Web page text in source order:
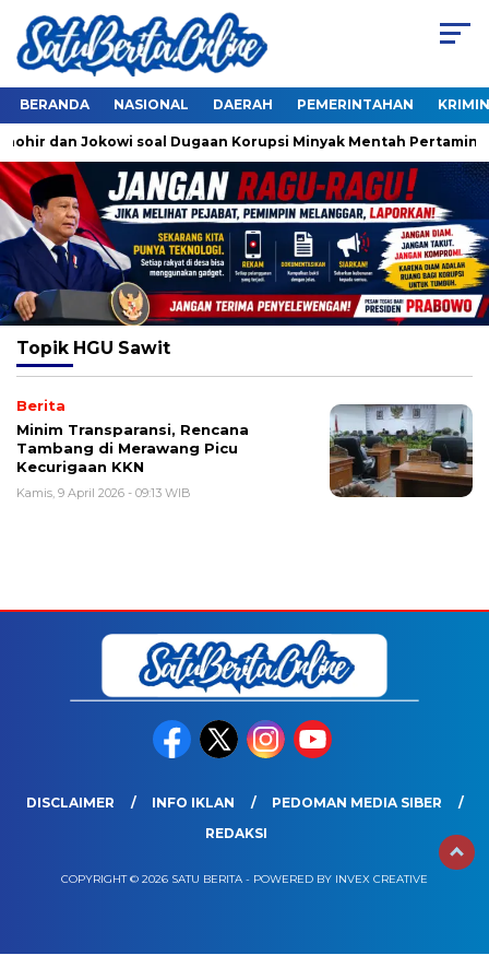
BERANDA NASIONAL DAERAH PEMERINTAHAN
dan Jokowi soal Dugaan Korupsi Minyak Mentah Pertamina
Topik HGU Sawit
Berita
Minim Transparansi, Rencana
Tambang di Merawang Picu
Kecurigaan KKN
Kamis, 9 April 2026 - 09:13 WIB
DISCLAIMER INFO IKLAN
PEDOMAN MEDIA SIBER
REDAKSI
COPYRIGHT © 2026 SATU BERITA - POWERED BY INVEX CREATIVE